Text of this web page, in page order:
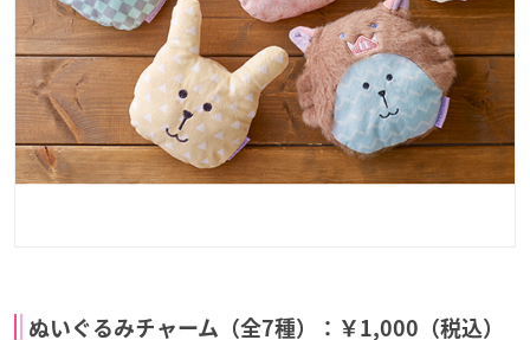
ぬいぐるみチャーム（全7種）：￥1,000（税込）